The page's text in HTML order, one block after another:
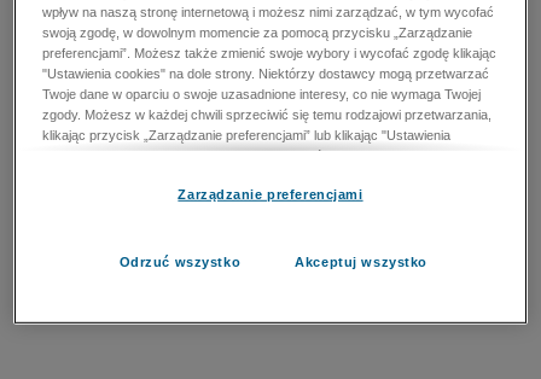
wpływ na naszą stronę internetową i możesz nimi zarządzać, w tym wycofać
swoją zgodę, w dowolnym momencie za pomocą przycisku „Zarządzanie
preferencjami”. Możesz także zmienić swoje wybory i wycofać zgodę klikając
"Ustawienia cookies" na dole strony. Niektórzy dostawcy mogą przetwarzać
Twoje dane w oparciu o swoje uzasadnione interesy, co nie wymaga Twojej
zgody. Możesz w każdej chwili sprzeciwić się temu rodzajowi przetwarzania,
klikając przycisk „Zarządzanie preferencjami” lub klikając "Ustawienia
cookies" na dole strony. Nie możesz sprzeciwić się przetwarzaniu przez
zapobiegania oszustwom i naprawiania błędów, a w tym celu mogą zostać
przetwarzaniu danych osobowych w celu dostarczania i prezentacji reklam i
Zarządzanie preferencjami
Odrzuć wszystko Akceptuj wszystko